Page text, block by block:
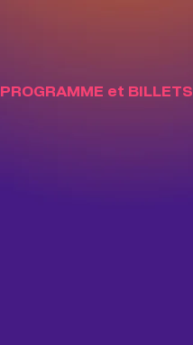
PROGRAMME et BILLETS